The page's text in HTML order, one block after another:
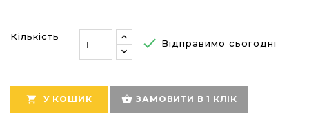
Кількість  Відправимо сьогодні
 У КОШИК shopping_basket ЗАМОВИТИ В 1 КЛІК